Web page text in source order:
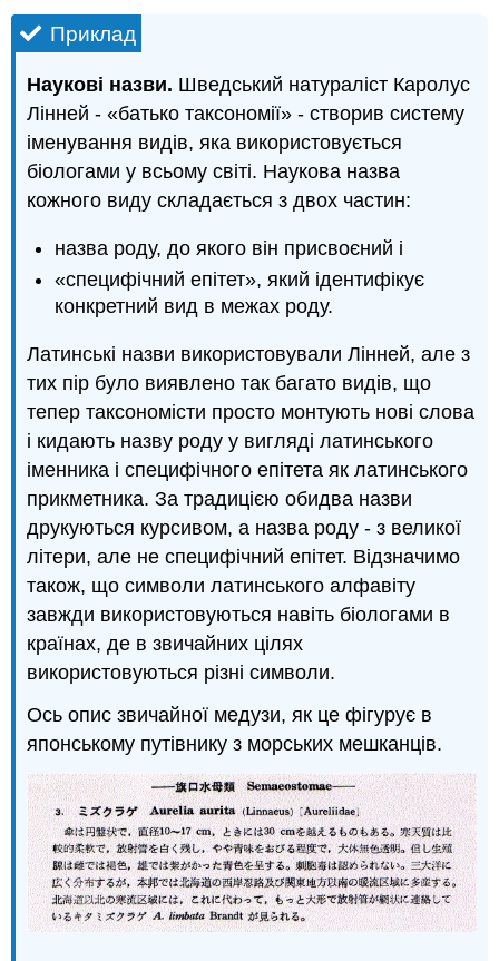
Приклад
Наукові назви. Шведський натураліст Каролус
Лінней - «батько таксономії» - створив систему
іменування видів, яка використовується
біологами у всьому світі. Наукова назва
кожного виду складається з двох частин:
назва роду, до якого він присвоєний і
«специфічний епітет», який ідентифікує
конкретний вид в межах роду.
Латинські назви використовували Лінней, але з
тих пір було виявлено так багато видів, що
тепер таксономісти просто монтують нові слова
і кидають назву роду у вигляді латинського
іменника і специфічного епітета як латинського
прикметника. За традицією обидва назви
друкуються курсивом, а назва роду - з великої
літери, але не специфічний епітет. Відзначимо
також, що символи латинського алфавіту
завжди використовуються навіть біологами в
країнах, де в звичайних цілях
використовуються різні символи.
Ось опис звичайної медузи, як це фігурує в
японському путівнику з морських мешканців.